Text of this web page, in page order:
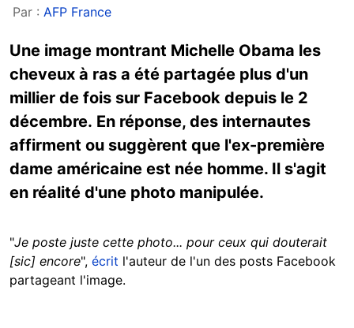
Par : AFP France
Une image montrant Michelle Obama les
cheveux à ras a été partagée plus d'un
millier de fois sur Facebook depuis le 2
décembre. En réponse, des internautes
affirment ou suggèrent que l'ex-première
dame américaine est née homme. Il s'agit
en réalité d'une photo manipulée.
"Je poste juste cette photo... pour ceux qui douterait
[sic] encore", écrit l'auteur de l'un des posts Facebook
partageant l'image.